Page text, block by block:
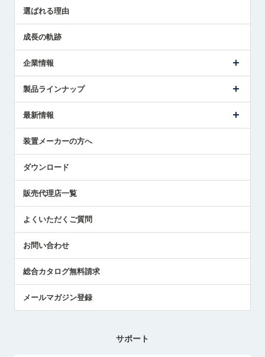
解決策提案
選ばれる理由
成長の軌跡
企業情報
ごあいさつ
受賞履歴
採用情報
国/地域/言語
製品ラインナップ
ツールセッタ製品
エアマイクロセンサ製品
最新情報
メトロールの技術
社員ブログ
中小企業のBCP地震対策
センサのテクニカルガイド
社長ブログ
装置メーカーの方へ
ダウンロード
販売代理店一覧
よくいただくご質問
お問い合わせ
総合カタログ無料請求
メールマガジン登録
サポート